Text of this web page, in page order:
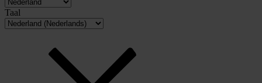
Taal